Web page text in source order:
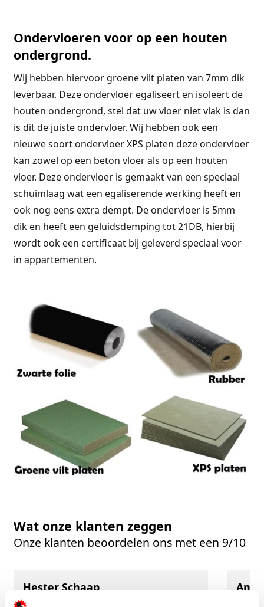
Ondervloeren voor op een houten
ondergrond.
Wij hebben hiervoor groene vilt platen van 7mm dik
leverbaar. Deze ondervloer egaliseert en isoleert de
houten ondergrond, stel dat uw vloer niet vlak is dan
is dit de juiste ondervloer. Wij hebben ook een
nieuwe soort ondervloer XPS platen deze ondervloer
kan zowel op een beton vloer als op een houten
vloer. Deze ondervloer is gemaakt van een speciaal
schuimlaag wat een egaliserende werking heeft en
ook nog eens extra dempt. De ondervloer is 5mm
dik en heeft een geluidsdemping tot 21DB, hierbij
wordt ook een certificaat bij geleverd speciaal voor
in appartementen.
Wat onze klanten zeggen
Onze klanten beoordelen ons met een 9/10
Hester Schaap